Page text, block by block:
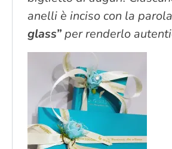
anelli è inciso con la parola
glass”per renderlo